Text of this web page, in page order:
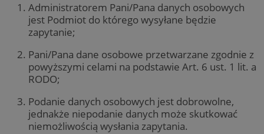
Administratorem Pani/Pana danych osobowych
jest Podmiot do którego wysyłane będzie
zapytanie;
Pani/Pana dane osobowe przetwarzane zgodnie z
powyższymi celami na podstawie Art. 6 ust. 1 lit. a
RODO;
Podanie danych osobowych jest dobrowolne,
jednakże niepodanie danych może skutkować
niemożliwością wysłania zapytania.